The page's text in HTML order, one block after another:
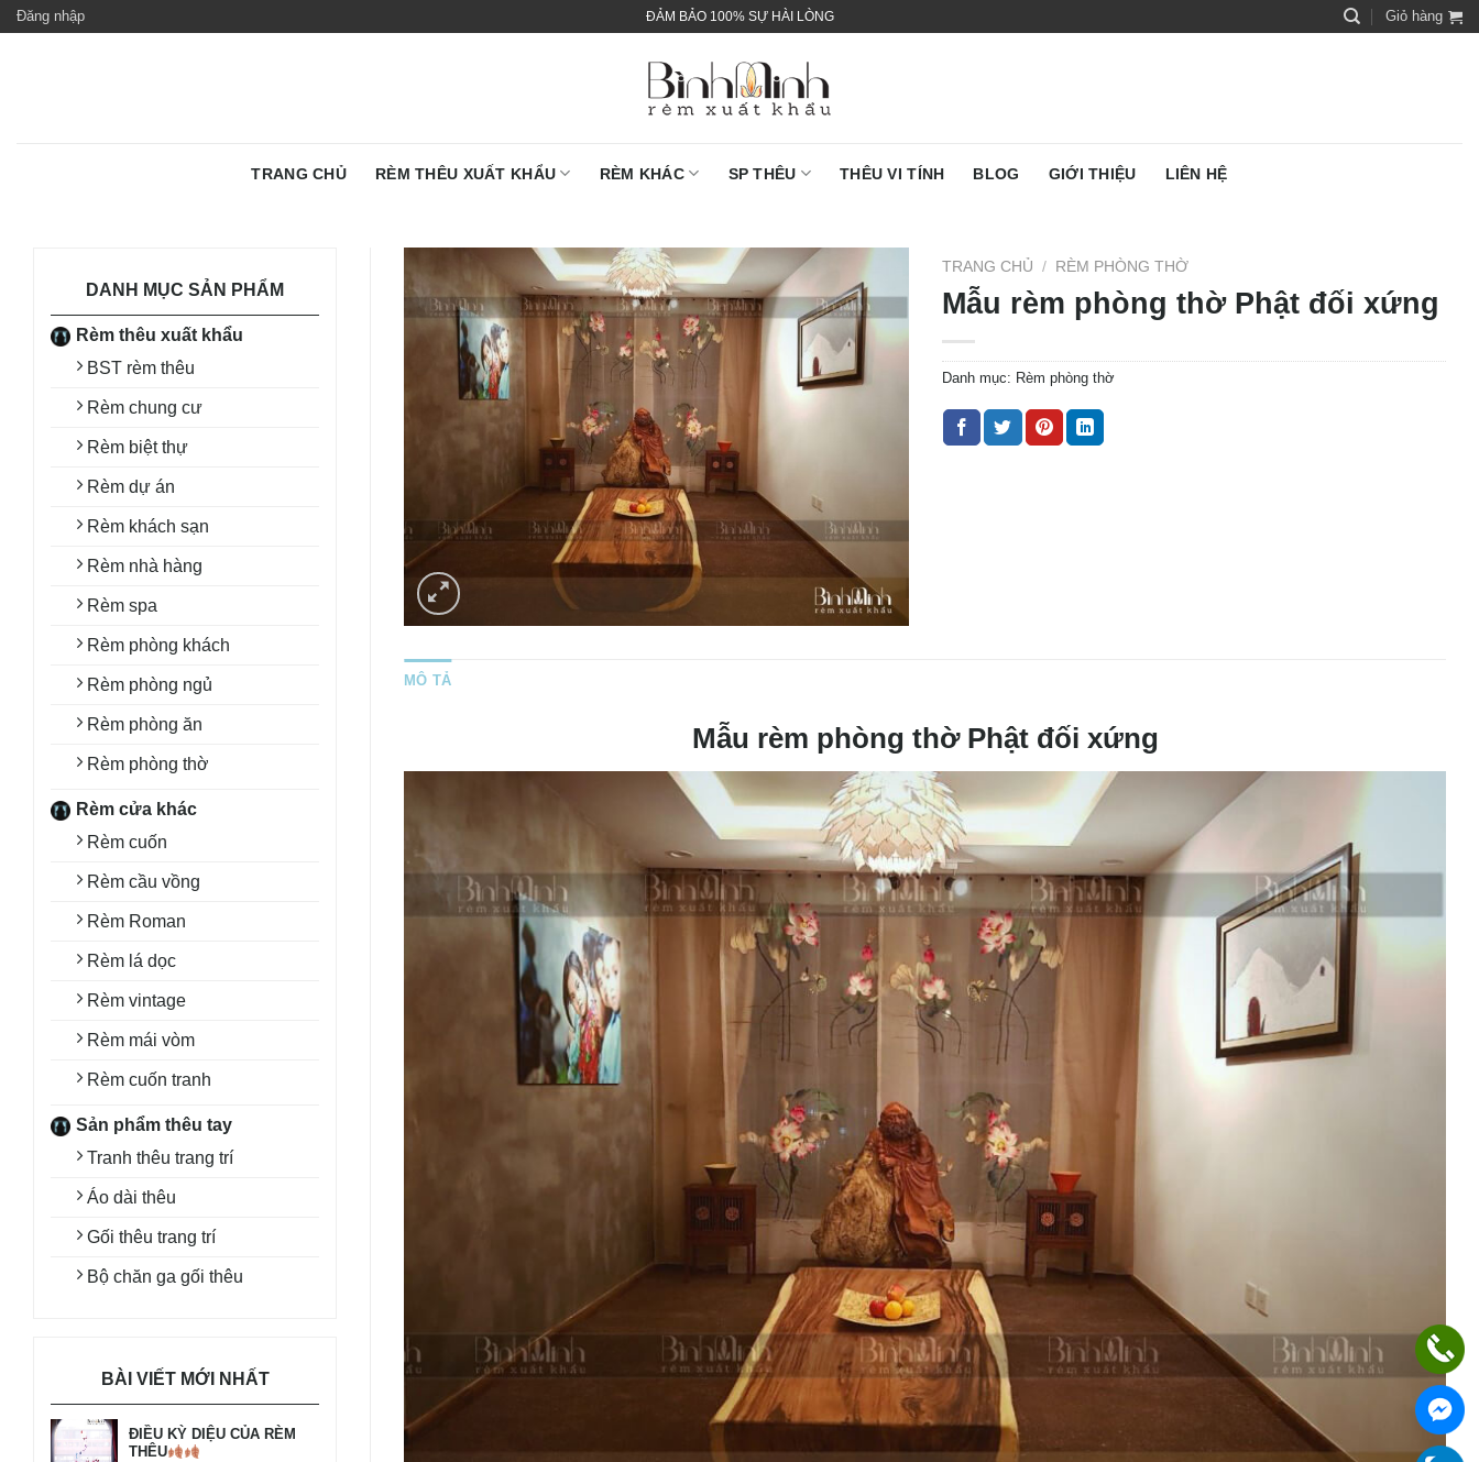
SkipĐăng nhập ĐẢM BẢO 100% SỰ HÀI LÒNG Giỏ hàng
TRANG CHỦ RÈM THÊU XUẤT KHẨU RÈM KHÁC SP THÊU THÊU VI TÍNH BLOG GIỚI THIỆU LIÊN HỆ
DANH MỤC SẢN PHẨM
Rèm thêu xuất khẩu
BST rèm thêu
Rèm chung cư
Rèm biệt thự
Rèm dự án
Rèm khách sạn
Rèm nhà hàng
Rèm spa
Rèm phòng khách
Rèm phòng ngủ
Rèm phòng ăn
Rèm phòng thờ
Rèm cửa khác
Rèm cuốn
Rèm cầu vồng
Rèm Roman
Rèm lá dọc
Rèm vintage
Rèm mái vòm
Rèm cuốn tranh
Sản phẩm thêu tay
Tranh thêu trang trí
Áo dài thêu
Gối thêu trang trí
Bộ chăn ga gối thêu
BÀI VIẾT MỚI NHẤT
ĐIỀU KỲ DIỆU CỦA RÈM
THÊU
TRANG CHỦ / RÈM PHÒNG THỜ
Mẫu rèm phòng thờ Phật đối xứng
Danh mục: Rèm phòng thờ
MÔ TẢ
Mẫu rèm phòng thờ Phật đối xứng